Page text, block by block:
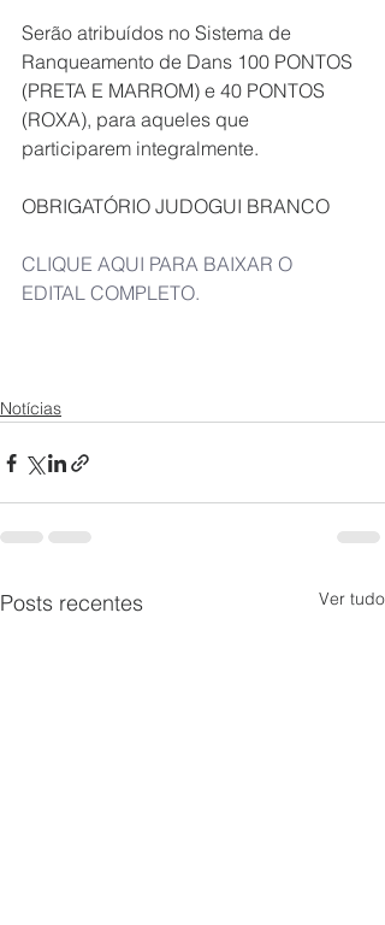
Serão atribuídos no Sistema de
Ranqueamento de Dans 100 PONTOS
(PRETA E MARROM) e 40 PONTOS
(ROXA), para aqueles que
participarem integralmente.
OBRIGATÓRIO JUDOGUI BRANCO
CLIQUE AQUI PARA BAIXAR O
EDITAL COMPLETO.
Notícias
Posts recentes Ver tudo